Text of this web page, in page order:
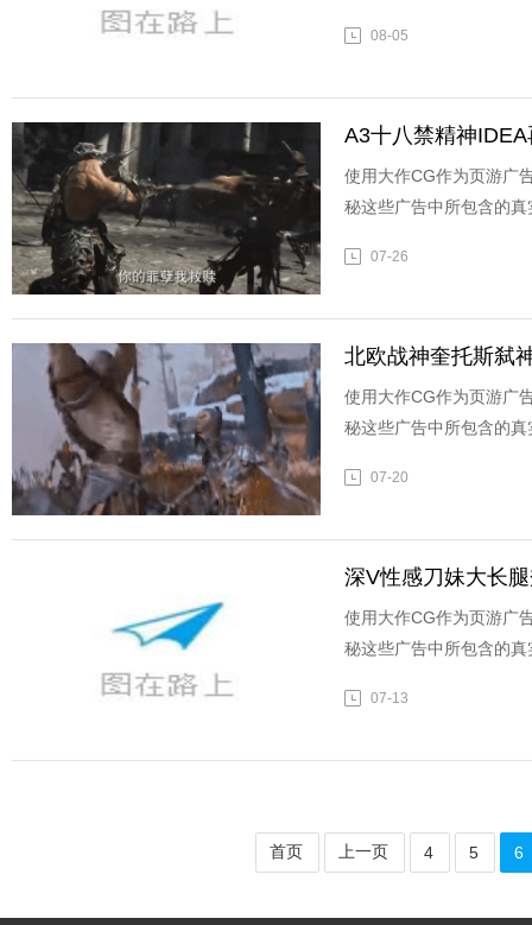
08-05
A3十八禁精神
使用大作CG作为页游广
秘这些广告中所包含的真
07-26
北欧战神奎托斯弑
使用大作CG作为页游广
秘这些广告中所包含的真
07-20
深V性感刀妹大长
使用大作CG作为页游广
秘这些广告中所包含的真
07-13
首页 上一页 4 5 6